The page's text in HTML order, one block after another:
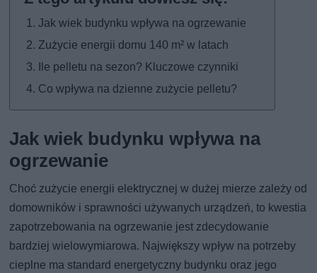
Jak wiek budynku wpływa na ogrzewanie
Zużycie energii domu 140 m² w latach
Ile pelletu na sezon? Kluczowe czynniki
Co wpływa na dzienne zużycie pelletu?
Jak wiek budynku wpływa na
ogrzewanie
Choć zużycie energii elektrycznej w dużej mierze zależy od
domowników i sprawności używanych urządzeń, to kwestia
zapotrzebowania na ogrzewanie jest zdecydowanie
bardziej wielowymiarowa. Największy wpływ na potrzeby
cieplne ma standard energetyczny budynku oraz jego